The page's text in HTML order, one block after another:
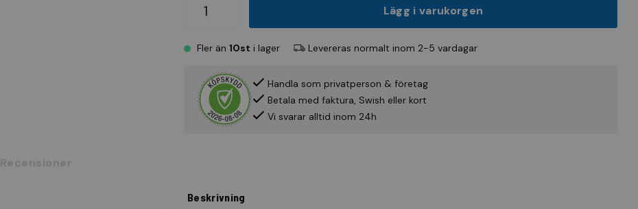
Lägg i varukorgen
Fler än 10st i lager Levereras normalt inom 2-5 vardagar
Handla som privatperson & företag
Betala med faktura, Swish eller kort
Vi svarar alltid inom 24h
Recensioner
Beskrivning